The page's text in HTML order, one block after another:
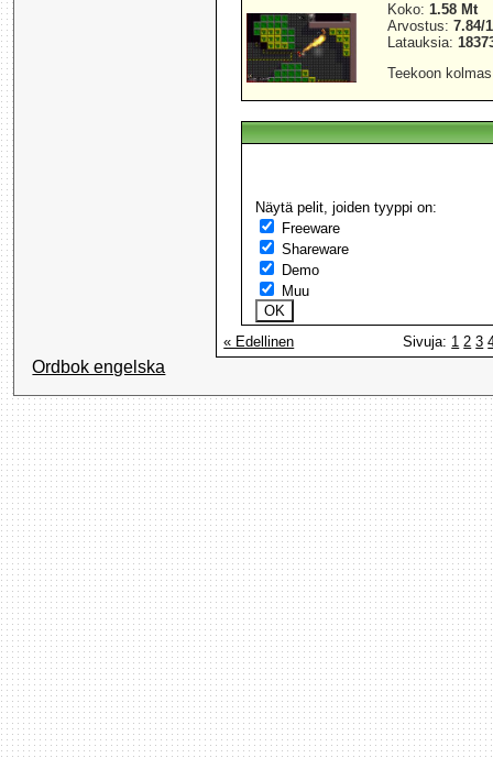
Koko:1.58 Mt
Arvostus:7.84/
Latauksia:
Teekoon
Näytä pelit, joiden tyyppi on:
Freeware
Shareware
Demo
Muu
« Edellinen Sivuja: 1 2 3
Ordbok engelska